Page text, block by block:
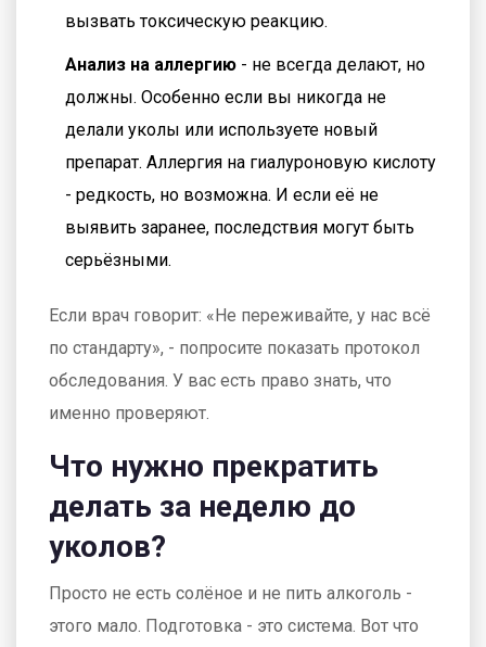
вызвать токсическую реакцию.
Анализ на аллергию - не всегда делают, но
должны. Особенно если вы никогда не
делали уколы или используете новый
препарат. Аллергия на гиалуроновую кислоту
- редкость, но возможна. И если её не
выявить заранее, последствия могут быть
серьёзными.
Если врач говорит: «Не переживайте, у нас всё
по стандарту», - попросите показать протокол
обследования. У вас есть право знать, что
именно проверяют.
Что нужно прекратить
делать за неделю до
уколов?
Просто не есть солёное и не пить алкоголь -
этого мало. Подготовка - это система. Вот что